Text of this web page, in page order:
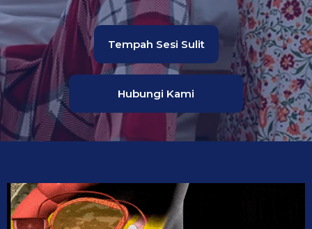
Tempah Sesi Sulit
Hubungi Kami